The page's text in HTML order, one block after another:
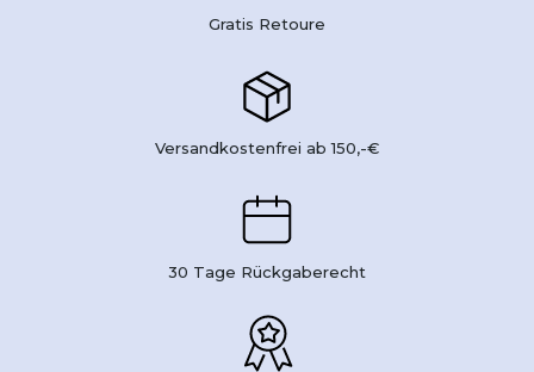
Gratis Retoure
Versandkostenfrei ab 150,-€
30 Tage Rückgaberecht